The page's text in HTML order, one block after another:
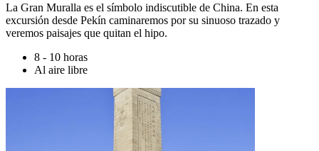
La Gran Muralla es el símbolo indiscutible de China. En esta
excursión desde Pekín caminaremos por su sinuoso trazado y
veremos paisajes que quitan el hipo.
8 - 10 horas
Al aire libre